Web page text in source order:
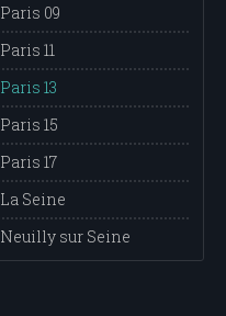
Paris 09
Paris 11
Paris 13
Paris 15
Paris 17
La Seine
Neuilly sur Seine